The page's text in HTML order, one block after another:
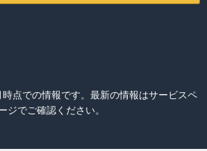
点での情報です。最新の情報はサービスペ
ジでご確認ください。